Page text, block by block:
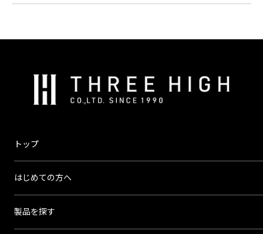
式
ス
ハ
イ
トップ
はじめての方へ
製品を探す